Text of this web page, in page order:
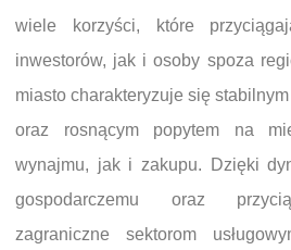
wiele korzyści, które
inwestorów, jak i osoby spoza
miasto charakteryzuje się
oraz rosnącym popytem na
wynajmu, jak i zakupu. Dzięki
gospodarczemu oraz
zagraniczne sektorom